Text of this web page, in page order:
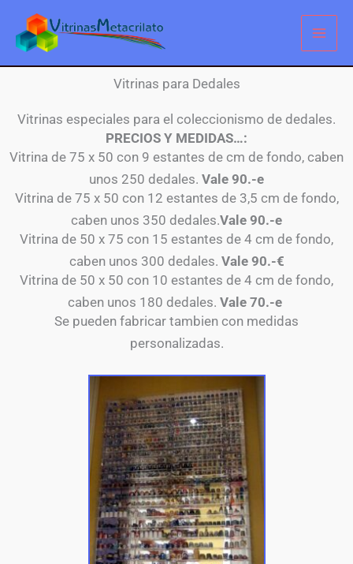
contenido
Vitrinas para Dedales
Vitrinas especiales para el coleccionismo de dedales.
PRECIOS Y MEDIDAS…:
Vitrina de 75 x 50 con 9 estantes de cm de fondo, caben
unos 250 dedales. Vale 90.-e
Vitrina de 75 x 50 con 12 estantes de 3,5 cm de fondo,
caben unos 350 dedales.Vale 90.-e
Vitrina de 50 x 75 con 15 estantes de 4 cm de fondo,
caben unos 300 dedales. Vale 90.-€
Vitrina de 50 x 50 con 10 estantes de 4 cm de fondo,
caben unos 180 dedales. Vale 70.-e
Se pueden fabricar tambien con medidas
personalizadas.